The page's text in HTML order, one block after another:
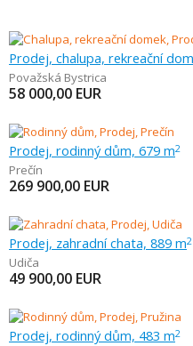
Prodej, chalupa, rekreační
Považská Bystrica
58 000,00 EUR
Prodej, rodinný dům, 679 m2
Prečín
269 900,00 EUR
Prodej, zahradní chata, 889 m2
Udiča
49 900,00 EUR
Prodej, rodinný dům, 483 m2